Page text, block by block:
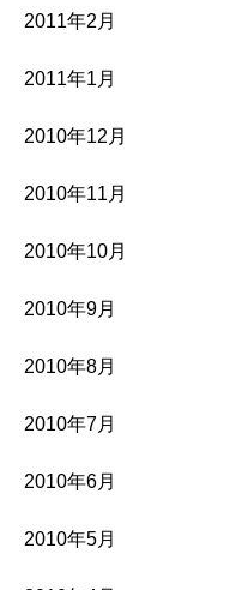
2011年2月
2011年1月
2010年12月
2010年11月
2010年10月
2010年9月
2010年8月
2010年7月
2010年6月
2010年5月